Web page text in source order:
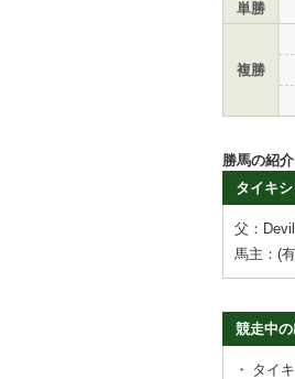
単勝
複勝
勝馬の紹介
タイキ
父：
馬主：(
競走中
・ タイ